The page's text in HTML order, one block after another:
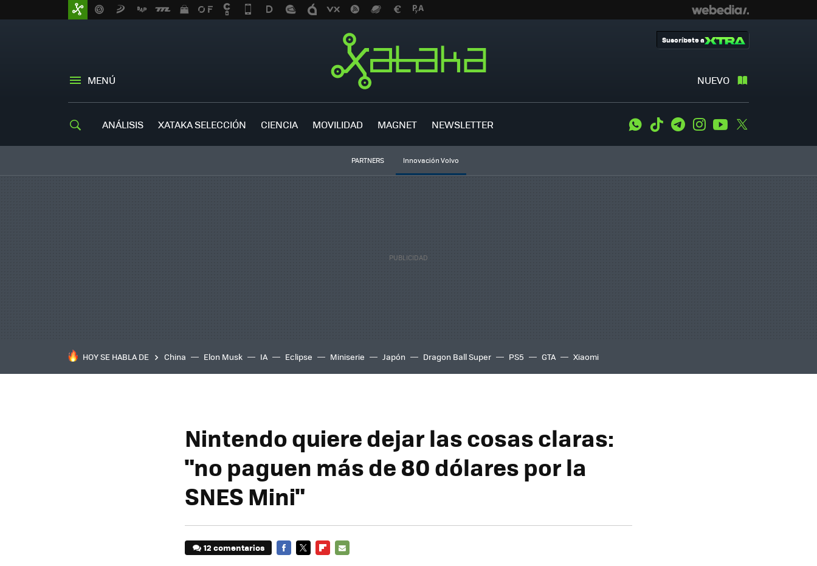
MENÚ NUEVO
Suscríbete a
ANÁLISIS XATAKA SELECCIÓN CIENCIA MOVILIDAD MAGNET NEWSLETTER WhatsApp
Tiktok TelegramInstagramYoutube
PARTNERS Innovación Volvo
HOY SE HABLA DE China Elon Musk IA Eclipse Miniserie Japón Dragon Ball Super PS5 GTA Xiaomi
Nintendo quiere dejar las cosas claras:
"no paguen más de 80 dólares por la
SNES Mini"
12 comentarios